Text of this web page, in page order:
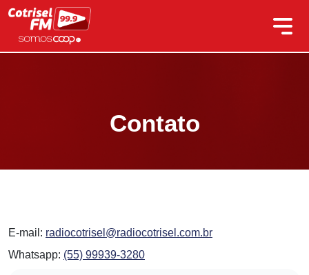
Contato
E-mail: radiocotrisel@radiocotrisel.com.br
Whatsapp: (55) 99939-3280